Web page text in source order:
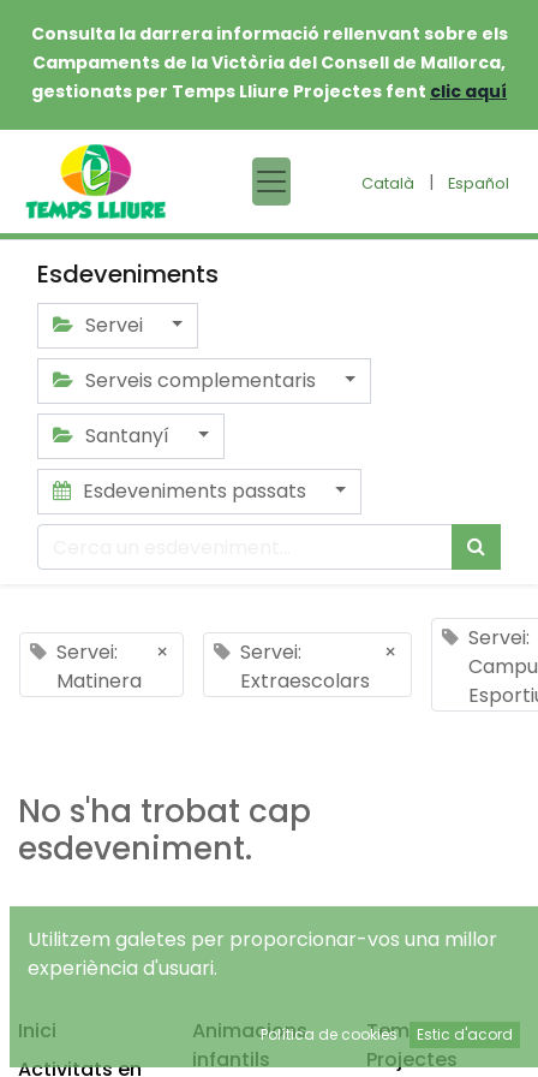
Consulta la darrera informació rellenvant sobre els
Campaments de la Victòria del Consell de Mallorca,
gestionats per Temps Lliure Projectes fent clic aquí
Català | Español
Esdeveniments
Servei
Serveis complementaris
Santanyí
Esdeveniments passats
Servei:
Matinera
×
Servei:
Extraescolars
×
Servei:
No s'ha trobat cap
esdeveniment.
Inici
Activitats en
Animacions
infantils
Temps Lliure
Projectes
Utilitzem galetes per proporcionar-vos una millor
experiència d'usuari.
Política de cookies Estic d'acord